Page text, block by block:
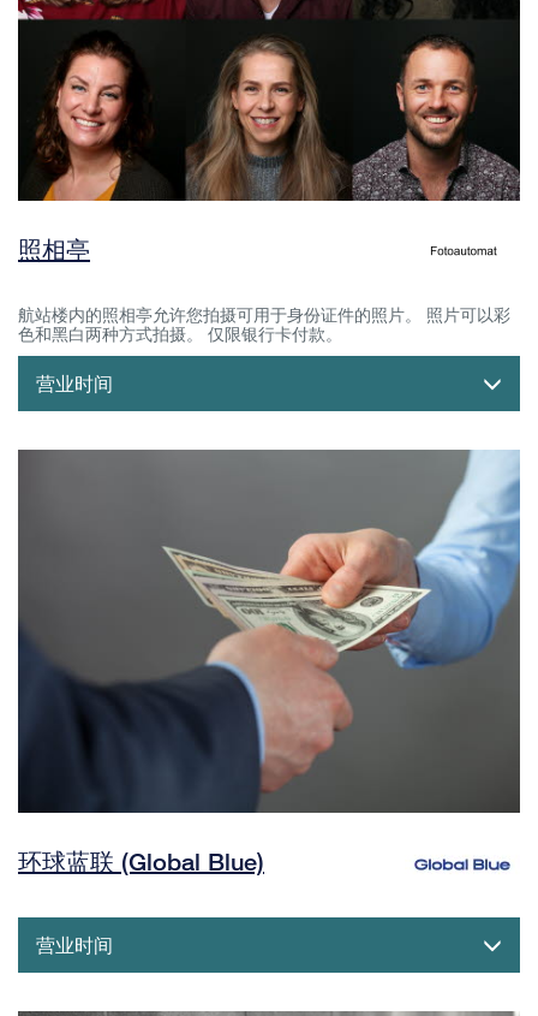
照相亭
航站楼内的照相亭允许您拍摄可用于身份证件的照片。 照片可以彩
色和黑白两种方式拍摄。 仅限银行卡付款。
营业时间
环球蓝联 (Global Blue)
营业时间